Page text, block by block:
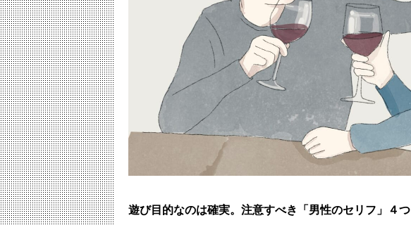
遊び目的なのは確実。注意すべき「男性のセリフ」４つ